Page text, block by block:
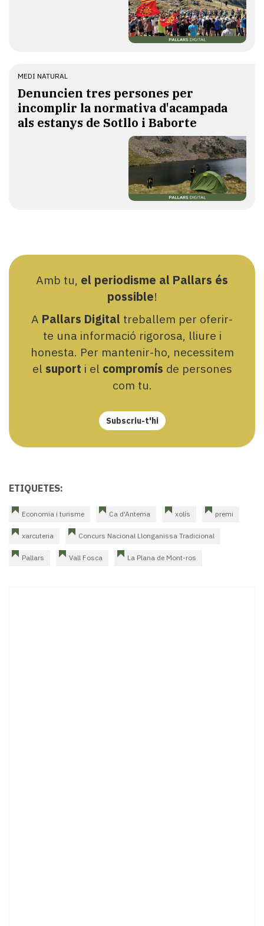
MEDI NATURAL
Denuncien tres persones per
incomplir la normativa d'acampada
als estanys de Sotllo i Baborte
Amb tu, el periodisme al Pallars és
possible!
A Pallars Digital treballem per oferir-
te una informació rigorosa, lliure i
honesta. Per mantenir-ho, necessitem
el suport i el compromís de persones
com tu.
Subscriu-t'hi
ETIQUETES:
Economia i turisme Ca d'Antema xolís premi
xarcuteria Concurs Nacional Llonganissa Tradicional
Pallars Vall Fosca La Plana de Mont-ros